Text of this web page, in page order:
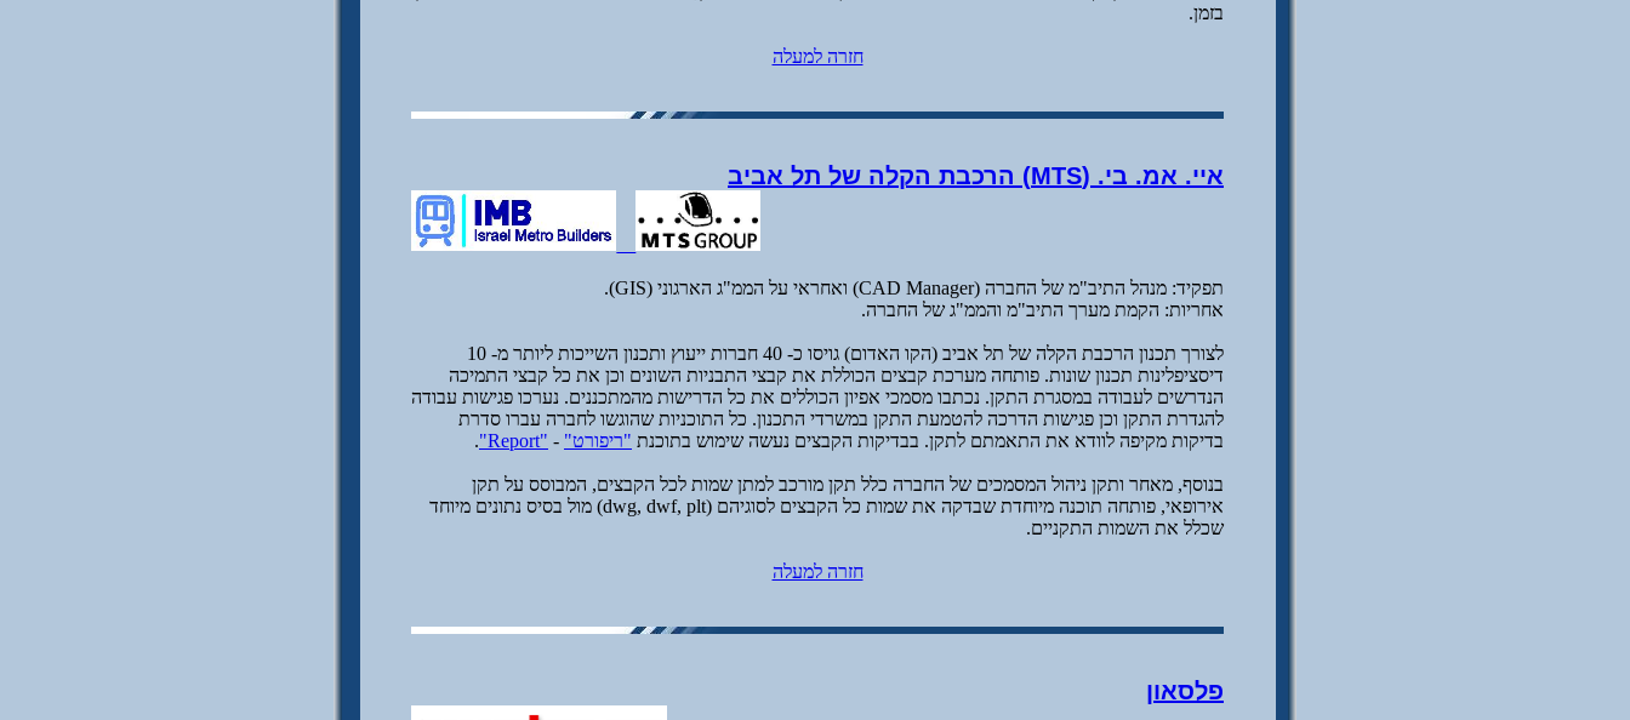
בזמן.
חזרה למעלה
איי. אמ. בי. (MTS) הרכבת הקלה של תל אביב
תפקיד: מנהל התיב"מ של החברה (CAD Manager) ואחראי על הממ"ג הארגוני (GIS).
אחריות: הקמת מערך התיב"מ והממ"ג של החברה.
לצורך תכנון הרכבת הקלה של תל אביב (הקו האדום) גויסו כ- 40 חברות ייעוץ ותכנון השייכות ליותר מ- 10
דיסציפלינות תכנון שונות. פותחה מערכת קבצים הכוללת את קבצי התבניות השונים וכן את כל קבצי התמיכה
הנדרשים לעבודה במסגרת התקן. נכתבו מסמכי אפיון הכוללים את כל הדרישות מהמתכננים. נערכו פגישות עבודה
להגדרת התקן וכן פגישות הדרכה להטמעת התקן במשרדי התכנון. כל התוכניות שהוגשו לחברה עברו סדרת
בדיקות מקיפה לוודא את התאמתם לתקן. בבדיקות הקבצים נעשה שימוש בתוכנת "ריפורט" -
"Report"
.
בנוסף, מאחר ותקן ניהול המסמכים של החברה כלל תקן מורכב למתן שמות לכל הקבצים, המבוסס על תקן
אירופאי, פותחה תוכנה מיוחדת שבדקה את שמות כל הקבצים לסוגיהם (dwg, dwf, plt) מול בסיס נתונים מיוחד
שכלל את השמות התקניים.
חזרה למעלה
פלסאון